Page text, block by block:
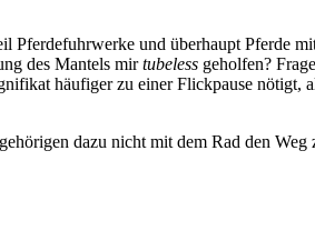
Pferdefuhrwerke und überhaupt Pferde
des Mantels mirtubeless geholfen?
häufiger zu einer Flickpause nötigt,
dazu nicht mit dem Rad den Weg